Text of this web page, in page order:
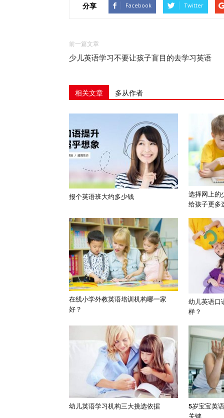
分享 Facebook Twitter
前一篇文章
少儿英语学习不要让孩子盲目的去学习英语
相关文章 多从作者
报个英语班大约多少钱
选择网上的
给孩子更多
在线小学外教英语培训机构哪一家
好？
幼儿英语口
样？
幼儿英语学习机构三大挑选依据
5岁宝宝英
关键